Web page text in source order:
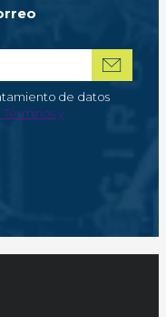
personalesde datos
obligatorio
Términos y